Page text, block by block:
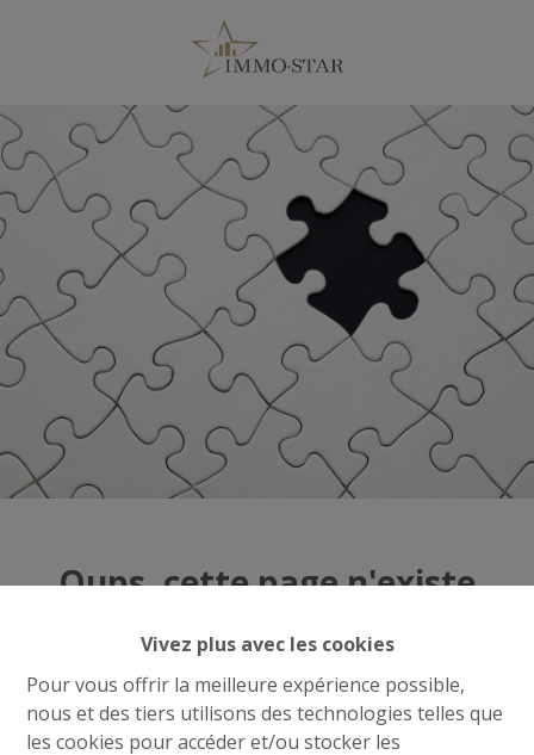
Vivez plus avec les cookies
Pour vous offrir la meilleure expérience possible,
nous et des tiers utilisons des technologies telles que
les cookies pour accéder et/ou stocker les
Oups, cette page n'existe